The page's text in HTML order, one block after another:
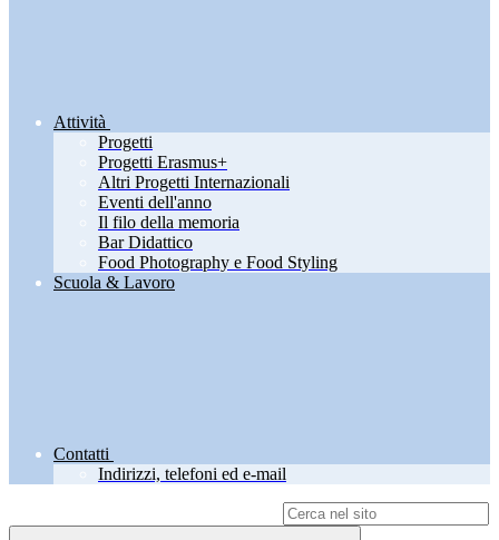
Attività
Progetti
Progetti Erasmus+
Altri Progetti Internazionali
Eventi dell'anno
Il filo della memoria
Bar Didattico
Food Photography e Food Styling
Scuola & Lavoro
Contatti
Indirizzi, telefoni ed e-mail